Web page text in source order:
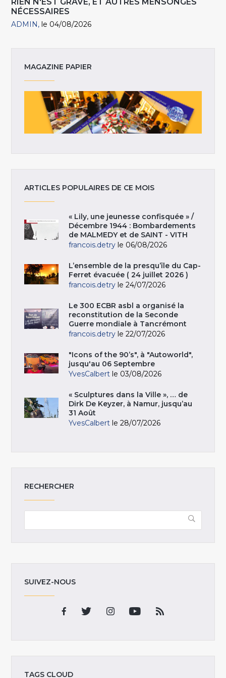
RIEN N'EST GRAVE, ET AUTRES MENSONGES
NÉCESSAIRES
ADMIN le 04/08/2026
MAGAZINE PAPIER
ARTICLES POPULAIRES DE CE MOIS
« Lily, une jeunesse confisquée » /
Décembre 1944 : Bombardements
de MALMEDY et de SAINT - VITH
francois.detry le 06/08/2026
L’ensemble de la presqu’île du Cap-
Ferret évacuée ( 24 juillet 2026 )
francois.detry le 24/07/2026
Le 300 ECBR asbl a organisé la
reconstitution de la Seconde
Guerre mondiale à Tancrémont
francois.detry le 22/07/2026
"Icons of the 90’s", à "Autoworld",
jusqu'au 06 Septembre
YvesCalbert le 03/08/2026
« Sculptures dans la Ville », … de
Dirk De Keyzer, à Namur, jusqu’au
31 Août
YvesCalbert le 28/07/2026
RECHERCHER
SUIVEZ-NOUS
TAGS CLOUD